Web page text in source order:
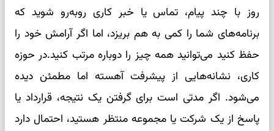
روز با چند پیام، تماس یا خبر کاری روبه‌رو شوید که
برنامه‌های شما را کمی به هم بریزد، اما اگر آرامش خود را
حفظ کنید می‌توانید همه چیز را دوباره مرتب کنید.در حوزه
کاری، نشانه‌هایی از پیشرفت آهسته اما مطمئن دیده
می‌شود. اگر مدتی است برای گرفتن یک نتیجه، قرارداد یا
پاسخ از یک شرکت یا مجموعه منتظر هستید، احتمال دارد